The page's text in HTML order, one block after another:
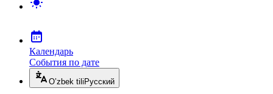
Календарь
События по дате
O’zbek tili Русский